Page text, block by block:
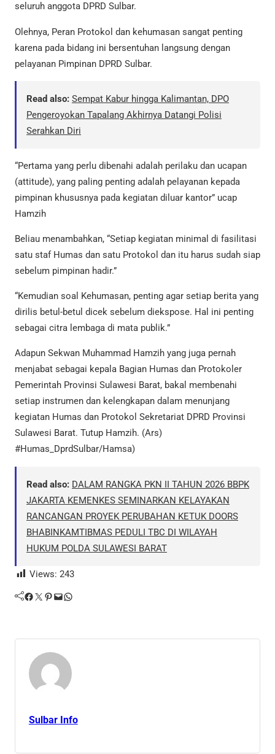
seluruh anggota DPRD Sulbar.
Olehnya, Peran Protokol dan kehumasan sangat penting
karena pada bidang ini bersentuhan langsung dengan
pelayanan Pimpinan DPRD Sulbar.
Read also: Sempat Kabur hingga Kalimantan, DPO
Pengeroyokan Tapalang Akhirnya Datangi Polisi
Serahkan Diri
“Pertama yang perlu dibenahi adalah perilaku dan ucapan
(attitude), yang paling penting adalah pelayanan kepada
pimpinan khususnya pada kegiatan diluar kantor” ucap
Hamzih
Beliau menambahkan, “Setiap kegiatan minimal di fasilitasi
satu staf Humas dan satu Protokol dan itu harus sudah siap
sebelum pimpinan hadir.”
“Kemudian soal Kehumasan, penting agar setiap berita yang
dirilis betul-betul dicek sebelum diekspose. Hal ini penting
sebagai citra lembaga di mata publik.”
Adapun Sekwan Muhammad Hamzih yang juga pernah
menjabat sebagai kepala Bagian Humas dan Protokoler
Pemerintah Provinsi Sulawesi Barat, bakal membenahi
setiap instrumen dan kelengkapan dalam menunjang
kegiatan Humas dan Protokol Sekretariat DPRD Provinsi
Sulawesi Barat. Tutup Hamzih. (Ars)
#Humas_DprdSulbar/Hamsa)
Read also: DALAM RANGKA PKN II TAHUN 2026 BBPK
JAKARTA KEMENKES SEMINARKAN KELAYAKAN
RANCANGAN PROYEK PERUBAHAN KETUK DOORS
BHABINKAMTIBMAS PEDULI TBC DI WILAYAH
HUKUM POLDA SULAWESI BARAT
Views: 243
Facebook Twitter Pinterest Mail WhatsApp
Sulbar Info